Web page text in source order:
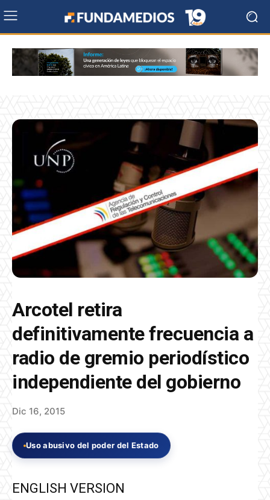
Arcotel retira
definitivamente frecuencia a
radio de gremio periodístico
independiente del gobierno
Dic 16, 2015
Uso abusivo del poder del Estado
ENGLISH VERSION